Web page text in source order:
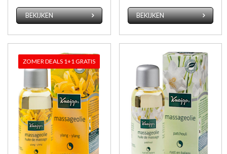
BEKIJKEN BEKIJKEN
ZOMER DEALS 1+1 GRATIS